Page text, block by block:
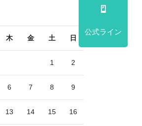
木 金 土 日
1 2
6 7 8 9
13 14 15 16
公式ライン